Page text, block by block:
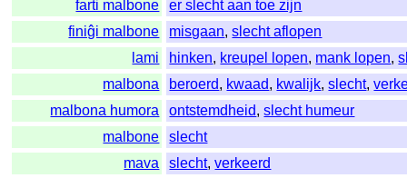
farti malbone
er slecht aan toe zijn
finiĝi malbone
misgaan,slecht aflopen
lami
hinken, kreupel lopen, mank lopen,
malbona
beroerd, kwaad, kwalijk,slecht,
malbona humora
ontstemdheid,slecht humeur
malbone
slecht
mava
slecht,verkeerd